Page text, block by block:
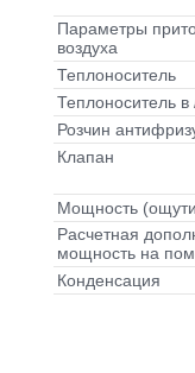
Параметры
воздуха
Теплоноситель
Теплоноситель в
Розчин
Клапан
Мощность
Расчетная
мощность на
Конденсация